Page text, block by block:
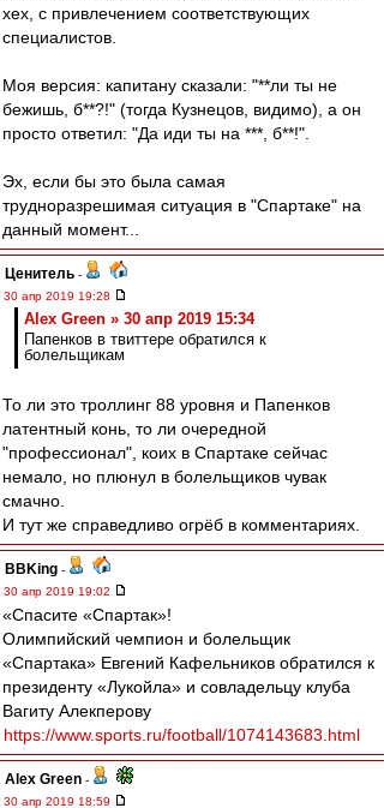
хех, с привлечением соответствующих
специалистов.
Моя версия: капитану сказали: "**ли ты не
бежишь, б**?!" (тогда Кузнецов, видимо), а он
просто ответил: "Да иди ты на ***, б**!".
Эх, если бы это была самая
трудноразрешимая ситуация в "Спартаке" на
данный момент...
Ценитель -
30 апр 2019 19:28
Alex Green » 30 апр 2019 15:34
Папенков в твиттере обратился к
болельщикам
То ли это троллинг 88 уровня и Папенков
латентный конь, то ли очередной
"профессионал", коих в Спартаке сейчас
немало, но плюнул в болельщиков чувак
смачно.
И тут же справедливо огрёб в комментариях.
BBKing -
30 апр 2019 19:02
«Спасите «Спартак»!
Олимпийский чемпион и болельщик
«Спартака» Евгений Кафельников обратился к
президенту «Лукойла» и совладельцу клуба
Вагиту Алекперову
https://www.sports.ru/football/1074143683.html
Alex Green -
30 апр 2019 18:59